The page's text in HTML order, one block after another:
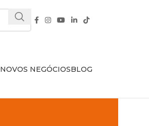
NOVOS NEGÓCIOSBLOG